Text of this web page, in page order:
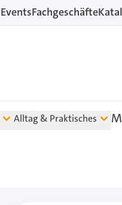
EventsFachgeschäfte
Alltag & Praktisches